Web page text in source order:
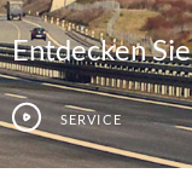
Entdecken
Service